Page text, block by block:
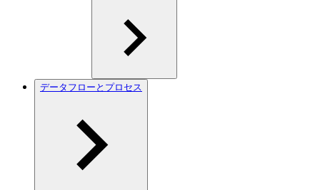
データフローとプロセス